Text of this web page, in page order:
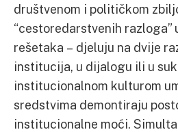
društvenom i političkom
“cestoredarstvenih razloga”
rešetaka – djeluju na dvije
institucija, u dijalogu ili u
institucionalnom kulturom
sredstvima demontiraju
institucionalne moći.